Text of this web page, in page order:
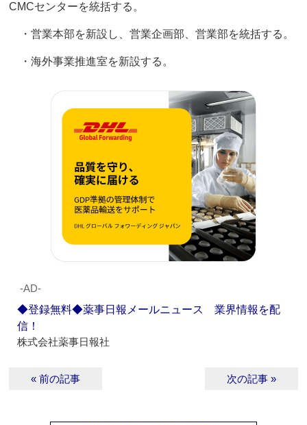
CMCセンターを統括する。
・営業本部を新設し、営業企画部、営業部を統括する。
・海外事業推進室を新設する。
‐AD‐
◆登録無料◆薬事日報メールニュース 業界情報を配
信！
株式会社薬事日報社
« 前の記事 次の記事 »